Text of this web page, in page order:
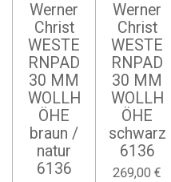
Werner
Christ
WESTE
RNPAD
30 MM
WOLLH
ÖHE
braun /
natur
6136
Werner
Christ
WESTE
RNPAD
30 MM
WOLLH
ÖHE
schwarz
6136
269,00 €